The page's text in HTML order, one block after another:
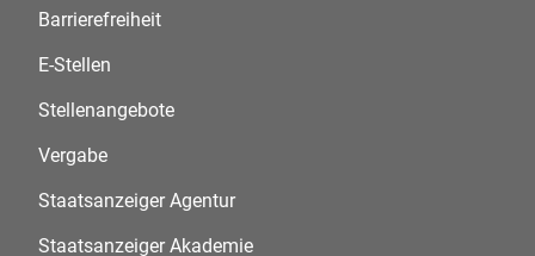
Barrierefreiheit
E-Stellen
Stellenangebote
Vergabe
Staatsanzeiger Agentur
Staatsanzeiger Akademie